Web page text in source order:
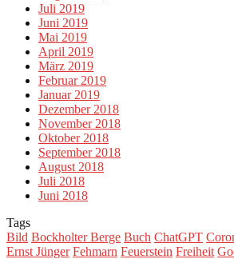
Juli 2019
Juni 2019
Mai 2019
April 2019
März 2019
Februar 2019
Januar 2019
Dezember 2018
November 2018
Oktober 2018
September 2018
August 2018
Juli 2018
Juni 2018
Tags
Bild Bockholter Berge Buch ChatGPT
Ernst Jünger Fehmarn Feuerstein Freiheit